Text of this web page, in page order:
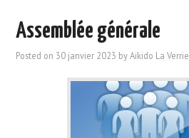
Assemblée générale
Posted on 30 janvier 2023 byAikido La Verrie